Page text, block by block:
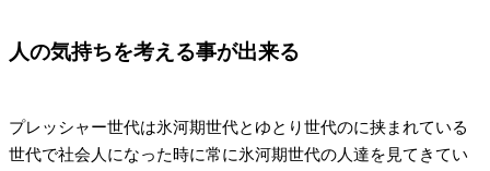
人の気持ちを考える事が出来る
プレッシャー世代は氷河期世代とゆとり世代のに挟まれている
世代で社会人になった時に常に氷河期世代の人達を見てきてい